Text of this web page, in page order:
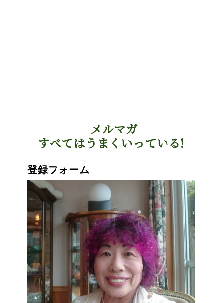
メルマガ
すべてはうまくいっている!
登録フォーム